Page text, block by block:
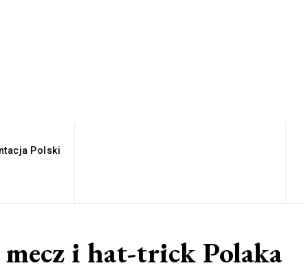
Polski
i hat-trick Polaka